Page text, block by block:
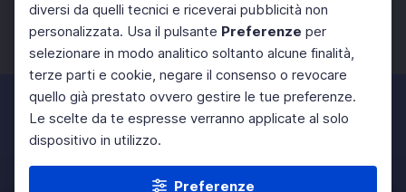
diversi da quelli tecnici e riceverai pubblicità non
personalizzata. Usa il pulsante Preferenze per
selezionare in modo analitico soltanto alcune finalità,
terze parti e cookie, negare il consenso o revocare
quello già prestato ovvero gestire le tue preferenze.
Le scelte da te espresse verranno applicate al solo
dispositivo in utilizzo.
Preferenze
Facebook Twitter Instagram